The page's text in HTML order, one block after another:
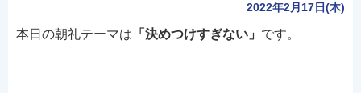
2022年2月17日(木)
本日の朝礼テーマは 「決めつけすぎない」 です。